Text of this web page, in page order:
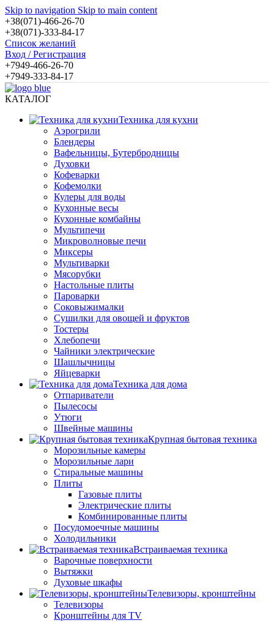
Skip to navigation Skip to main content
+38(071)-466-26-70
+38(071)-333-84-17
Список желаний
Вход / Регистрация
+7949-466-26-70
+7949-333-84-17
КАТАЛОГ
Техника для кухни
Аэрогрили
Блендеры
Вафельницы, Бутербродницы
Духовки
Кофеварки
Кофемолки
Кулеры для воды
Кухонные весы
Кухонные комбайны
Мультипечи
Микроволновые печи
Миксеры
Мультиварки
Мясорубки
Настольные плиты
Пароварки
Соковыжималки
Сушилки для овощей и фруктов
Тостеры
Хлебопечи
Чайники электрические
Шашлычницы
Яйцеварки
Техника для дома
Отпариватели
Пылесосы
Утюги
Швейные машины
Крупная бытовая техника
Морозильные камеры
Морозильные лари
Стиральные машины
Плиты
Газовые плиты
Электрические плиты
Комбинированные плиты
Посудомоечные машины
Холодильники
Встраиваемая техника
Варочные поверхности
Вытяжки
Духовые шкафы
Телевизоры, кронштейны
Телевизоры
Кронштейны для TV